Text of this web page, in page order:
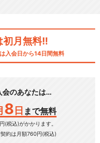
初月無料!!
入会日から14日間無料
会のあなたは…
8 日 まで無料
(税込)がかかります。
約は月額760円(税込)